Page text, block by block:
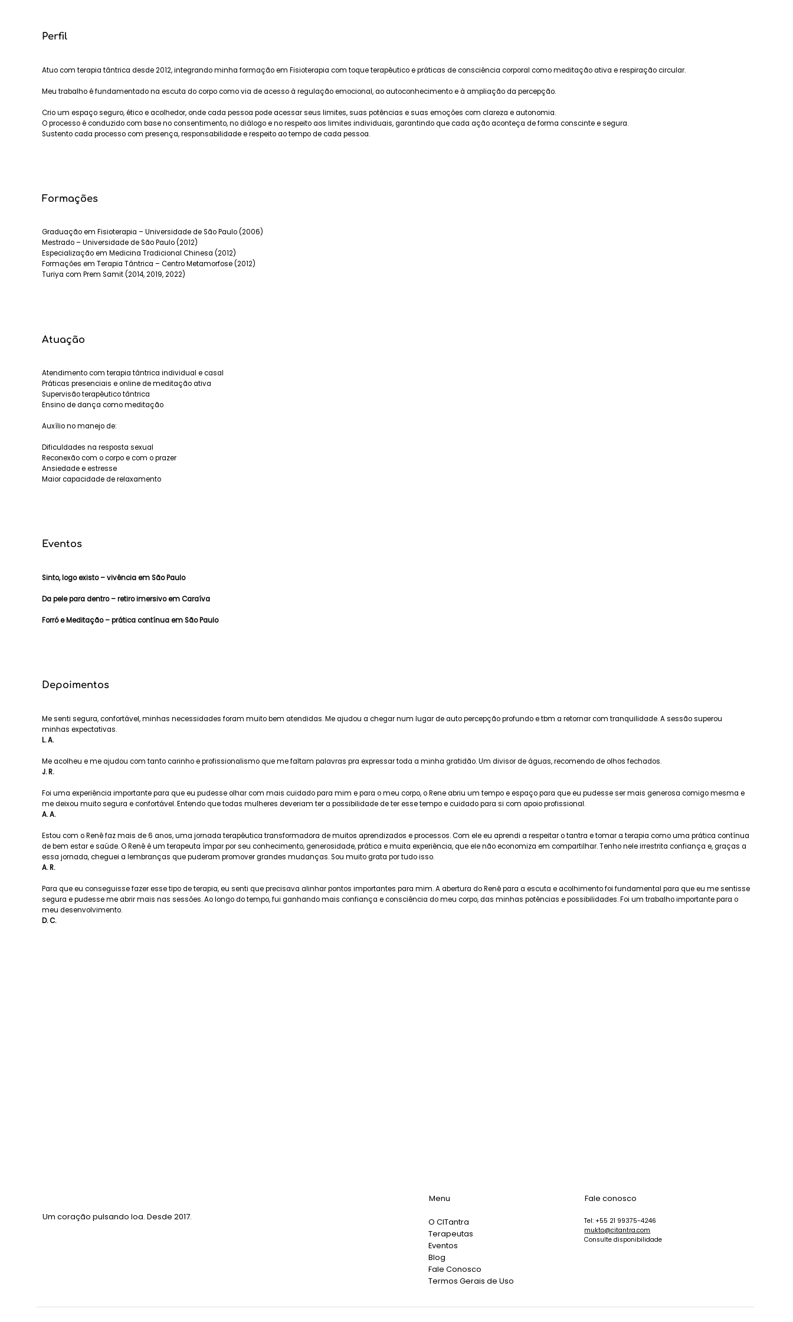
Perfil
Atuo com terapia tântrica desde 2012, integrando minha formação em Fisioterapia com toque terapêutico e práticas de consciência corporal como meditação ativa e respiração circular.
Meu trabalho é fundamentado na escuta do corpo como via de acesso à regulação emocional, ao autoconhecimento e à ampliação da percepção.
Crio um espaço seguro, ético e acolhedor, onde cada pessoa pode acessar seus limites, suas potências e suas emoções com clareza e autonomia.
O processo é conduzido com base no consentimento, no diálogo e no respeito aos limites individuais, garantindo que cada ação aconteça de forma conscinte e segura.
Sustento cada processo com presença, responsabilidade e respeito ao tempo de cada pessoa.
Formações
Graduação em Fisioterapia – Universidade de São Paulo (2006)
Mestrado – Universidade de São Paulo (2012)
Especialização em Medicina Tradicional Chinesa (2012)
Formações em Terapia Tântrica – Centro Metamorfose (2012)
Turiya com Prem Samit (2014, 2019, 2022)
Atuação
Atendimento com terapia tântrica individual e casal
Práticas presenciais e online de meditação ativa
Supervisão terapêutico tântrica
Ensino de dança como meditação
Auxílio no manejo de:
Dificuldades na resposta sexual
Reconexão com o corpo e com o prazer
Ansiedade e estresse
Maior capacidade de relaxamento
Eventos
Sinto, logo existo – vivência em São Paulo
Da pele para dentro – retiro imersivo em Caraíva
Forró e Meditação – prática contínua em São Paulo
Depoimentos
Me senti segura, confortável, minhas necessidades foram muito bem atendidas. Me ajudou a chegar num lugar de auto percepção profundo e tbm a retornar com tranquilidade. A sessão superou
minhas expectativas.
L. A.
Me acolheu e me ajudou com tanto carinho e profissionalismo que me faltam palavras pra expressar toda a minha gratidão. Um divisor de águas, recomendo de olhos fechados.
J. R.
Foi uma experiência importante para que eu pudesse olhar com mais cuidado para mim e para o meu corpo, o Rene abriu um tempo e espaço para que eu pudesse ser mais generosa comigo mesma e
me deixou muito segura e confortável. Entendo que todas mulheres deveriam ter a possibilidade de ter esse tempo e cuidado para si com apoio profissional.
A. A.
Estou com o Renê faz mais de 6 anos, uma jornada terapêutica transformadora de muitos aprendizados e processos. Com ele eu aprendi a respeitar o tantra e tomar a terapia como uma prática contínua
de bem estar e saúde. O Renê é um terapeuta ímpar por seu conhecimento, generosidade, prática e muita experiência, que ele não economiza em compartilhar. Tenho nele irrestrita confiança e, graças a
essa jornada, cheguei a lembranças que puderam promover grandes mudanças. Sou muito grata por tudo isso.
A. R.
Para que eu conseguisse fazer esse tipo de terapia, eu senti que precisava alinhar pontos importantes para mim. A abertura do Renê para a escuta e acolhimento foi fundamental para que eu me sentisse
segura e pudesse me abrir mais nas sessões. Ao longo do tempo, fui ganhando mais confiança e consciência do meu corpo, das minhas potências e possibilidades. Foi um trabalho importante para o
meu desenvolvimento.
D. C.
Um coração pulsando loa. Desde 2017.
Menu
O CITantra
Terapeutas
Eventos
Blog
Fale Conosco
Termos Gerais de Uso
Fale conosco
Tel: +55 21 99375-4246
mukto@citantra.com
Consulte disponibilidade